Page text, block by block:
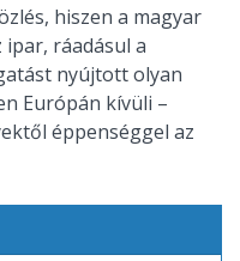
hiszen a magyar
ráadásul a
nyújtott olyan
Európán kívüli –
éppenséggel az